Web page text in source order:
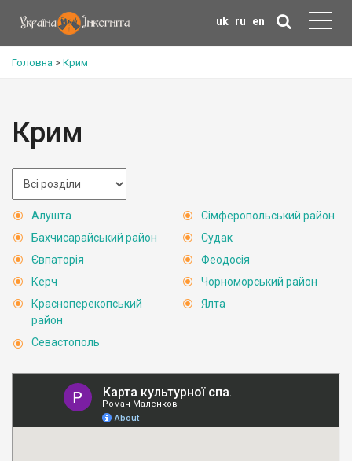
uk ru en
Головна > Крим
Крим
Алушта
Бахчисарайський район
Євпаторія
Керч
Красноперекопський
район
Севастополь
Сімферопольський район
Судак
Феодосія
Чорноморський район
Ялта